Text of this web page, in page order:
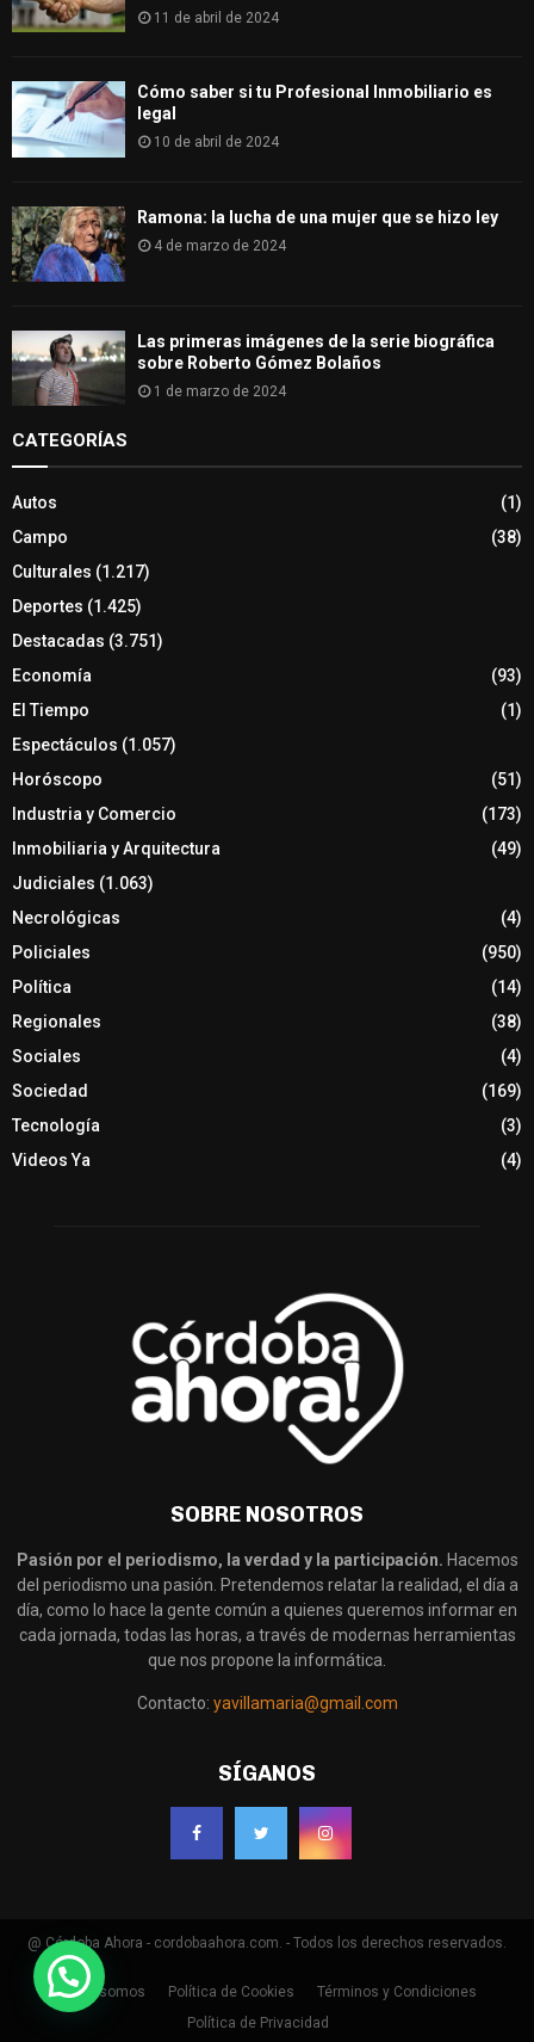
11 de abril de 2024
Cómo saber si tu Profesional Inmobiliario es
legal
10 de abril de 2024
Ramona: la lucha de una mujer que se hizo ley
4 de marzo de 2024
Las primeras imágenes de la serie biográfica
sobre Roberto Gómez Bolaños
1 de marzo de 2024
CATEGORÍAS
Autos
(1)
Campo
(38)
Culturales (1.217)
Deportes (1.425)
Destacadas (3.751)
Economía
(93)
El Tiempo
(1)
Espectáculos (1.057)
Horóscopo
(51)
Industria y Comercio
(173)
Inmobiliaria y Arquitectura
(49)
Judiciales (1.063)
Necrológicas
(4)
Policiales
(950)
Política
(14)
Regionales
(38)
Sociales
(4)
Sociedad
(169)
Tecnología
(3)
Videos Ya
(4)
SOBRE NOSOTROS
Pasión por el periodismo, la verdad y la participación. Hacemos
del periodismo una pasión. Pretendemos relatar la realidad, el día a
día, como lo hace la gente común a quienes queremos informar en
cada jornada, todas las horas, a través de modernas herramientas
que nos propone la informática.
Contacto: yavillamaria@gmail.com
SÍGANOS
@ Córdoba Ahora - cordobaahora.com. - Todos los derechos reservados.
Quienes somos Política de Cookies
Términos y Condiciones
Política de Privacidad